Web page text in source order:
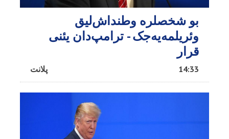
بو شخصلره وطنداش‌لیق
وئریلمه‌یه‌جک - ترامپ‌دان یئنی
قرار
پلانت 14:33